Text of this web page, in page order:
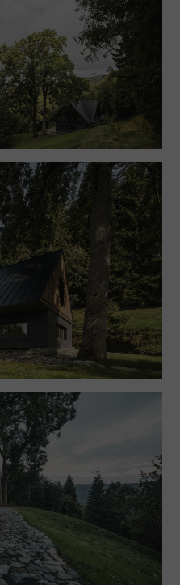
za socialismu se
Mezi svah a původní
a technické
může hodit – spíž,
a cyklistiku, dílna,
pro psa a kolo v
jsou v duchu původních
otevřeny a poskytují
rodiny. Pokoje ve
hřebeny Krkonoš.
je navrženo s ohledem
nebyla
soběstačnost, ale co
a nerušící provoz. I
je objekt napojen
O vytápění a přípravu
čerpadlo země/voda s
je objekt zásobován z
vody jsou likvidovány
vod.